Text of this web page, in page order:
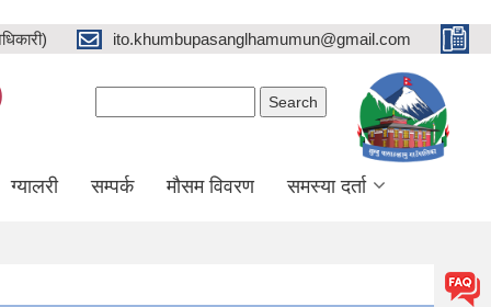
ito.khumbupasanglhamumun@gmail.com
ग्यालरी सम्पर्क मौसम विवरण समस्या दर्ता